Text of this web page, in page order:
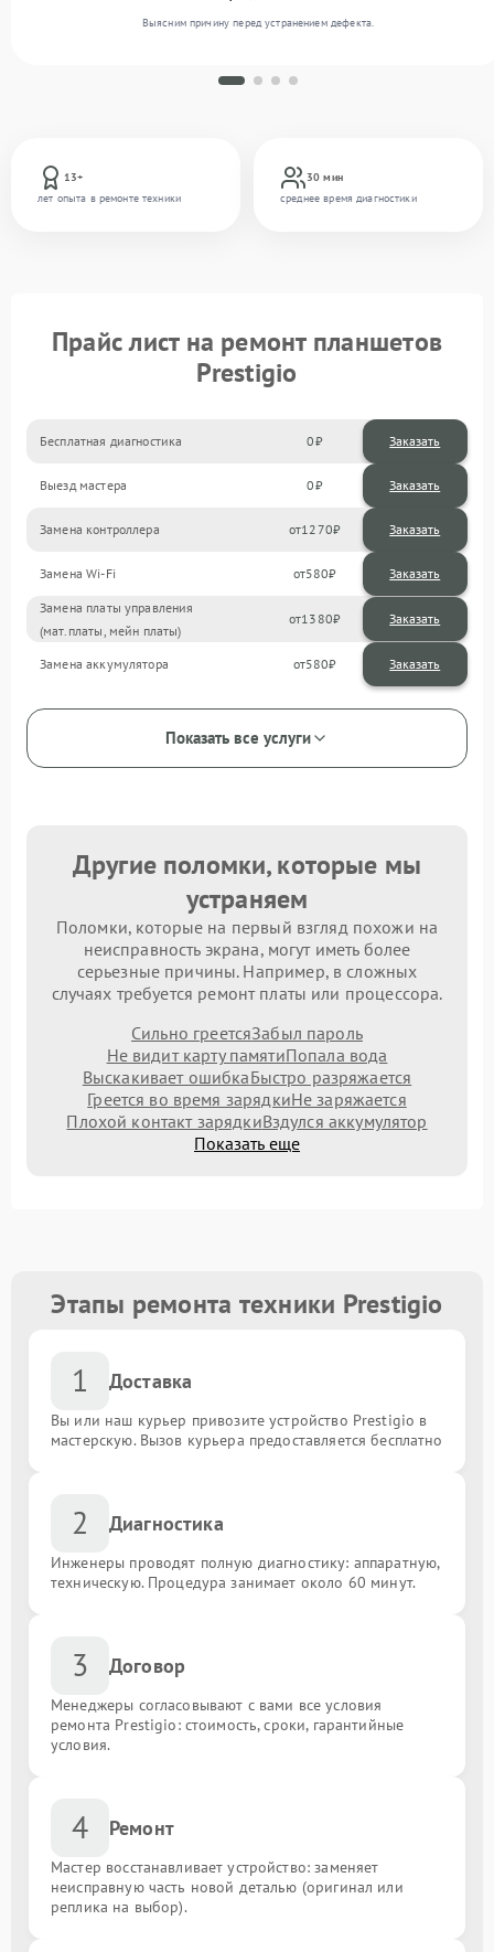
13+
лет опыта в ремонте техники
30 мин
среднее время диагностики
Выясним причину перед устранением дефекта.
Прайс лист на ремонт планшетов
Prestigio
Бесплатная диагностика 0 Заказать
Выезд мастера 0 Заказать
Замена контроллера 1270
Замена Wi-Fi 580
Замена платы управления
(мат.платы, мейн платы)
1380
Замена аккумулятора 580
Показать все услуги
Другие поломки, которые мы
устраняем
Поломки, которые на первый взгляд похожи на
неисправность экрана, могут иметь более
серьезные причины. Например, в сложных
случаях требуется ремонт платы или процессора.
Сильно греетсяЗабыл пароль
Не видит карту памятиПопала вода
Выскакивает ошибкаБыстро разряжается
Греется во время зарядкиНе заряжается
Плохой контакт зарядкиВздулся аккумулятор
Показать еще
Этапы ремонта техники Prestigio
1 Доставка
Вы или наш курьер привозите устройство Prestigio в
мастерскую. Вызов курьера предоставляется бесплатно
2 Диагностика
Инженеры проводят полную диагностику: аппаратную,
техническую. Процедура занимает около 60 минут.
3 Договор
Менеджеры согласовывают с вами все условия
ремонта Prestigio: стоимость, сроки, гарантийные
условия.
4 Ремонт
Мастер восстанавливает устройство: заменяет
неисправную часть новой деталью (оригинал или
реплика на выбор).